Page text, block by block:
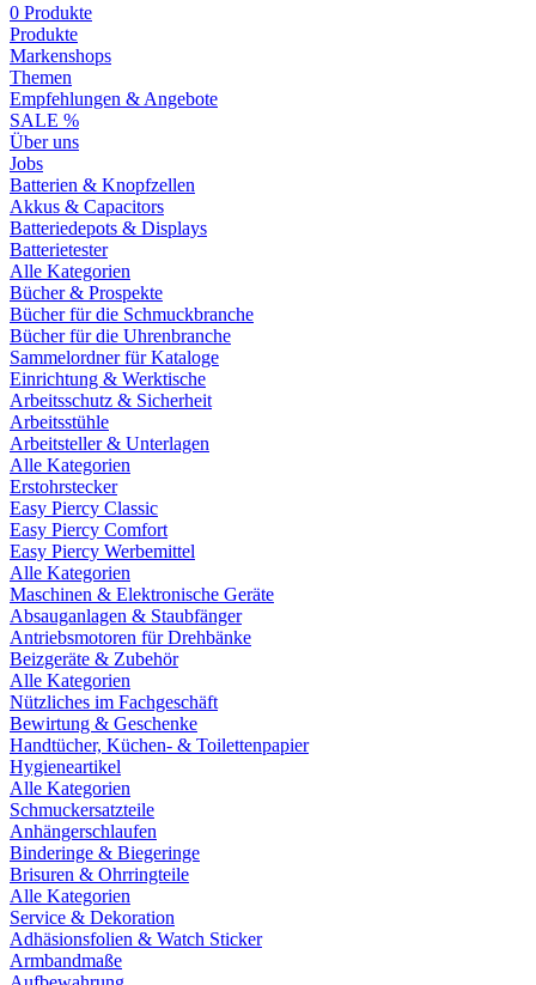
0 Produkte
Produkte
Markenshops
Themen
Empfehlungen & Angebote
SALE %
Über uns
Jobs
Batterien & Knopfzellen
Akkus & Capacitors
Batteriedepots & Displays
Batterietester
Alle Kategorien
Bücher & Prospekte
Bücher für die Schmuckbranche
Bücher für die Uhrenbranche
Sammelordner für Kataloge
Einrichtung & Werktische
Arbeitsschutz & Sicherheit
Arbeitsstühle
Arbeitsteller & Unterlagen
Alle Kategorien
Erstohrstecker
Easy Piercy Classic
Easy Piercy Comfort
Easy Piercy Werbemittel
Alle Kategorien
Maschinen & Elektronische Geräte
Absauganlagen & Staubfänger
Antriebsmotoren für Drehbänke
Beizgeräte & Zubehör
Alle Kategorien
Nützliches im Fachgeschäft
Bewirtung & Geschenke
Handtücher, Küchen- & Toilettenpapier
Hygieneartikel
Alle Kategorien
Schmuckersatzteile
Anhängerschlaufen
Binderinge & Biegeringe
Brisuren & Ohrringteile
Alle Kategorien
Service & Dekoration
Adhäsionsfolien & Watch Sticker
Armbandmaße